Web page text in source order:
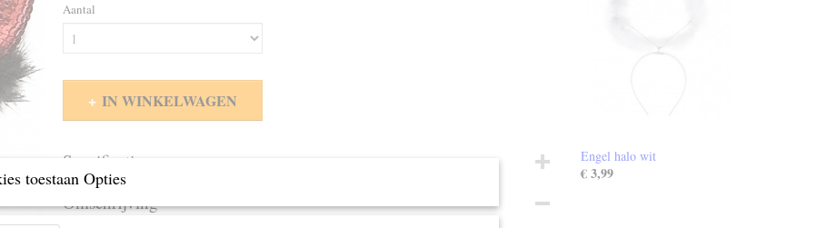
Aantal
IN WINKELWAGEN
Specificaties
Productcode
Omschrijving
Engel halo wit
€ 3,99
toestaan Opties